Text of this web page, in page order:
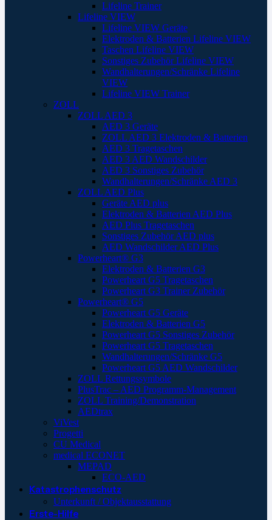
Lifeline Trainer
Lifeline VIEW
Lifeline VIEW Geräte
Elektroden & Batterien Lifeline VIEW
Taschen Lifeline VIEW
Sonstiges Zubehör Lifeline VIEW
Wandhalterungen/Schränke Lifeline
VIEW
Lifeline VIEW Trainer
ZOLL
ZOLL AED 3
AED 3 Geräte
ZOLL AED 3 Elektroden & Batterien
AED 3 Tragetaschen
AED 3 AED Wandschilder
AED 3 Sonstiges Zubehör
Wandhalterungen/Schränke AED 3
ZOLL AED Plus
Geräte AED plus
Elektroden & Batterien AED Plus
AED Plus Tragetaschen
Sonstiges Zubehör AED plus
AED Wandschilder AED Plus
Powerheart® G3
Elektroden & Batterien G3
Powerheart G5 Tragetaschen
Powerheart G3 Trainer Zubehör
Powerheart® G5
Powerheart G5 Geräte
Elektroden & Batterien G5
Powerheart G5 Sonstiges Zubehör
Powerheart G5 Tragetaschen
Wandhalterungen/Schränke G5
Powerheart G5 AED Wandschilder
ZOLL Rettungssymbole
PlusTrac – AED Programm-Management
ZOLL Training/Demonstration
AEDtrax
ViVest
Progetti
CU Medical
medical ECONET
MEPAD
ECO-AED
Katastrophenschutz
Unterkunft / Objektausstattung
Erste-Hilfe